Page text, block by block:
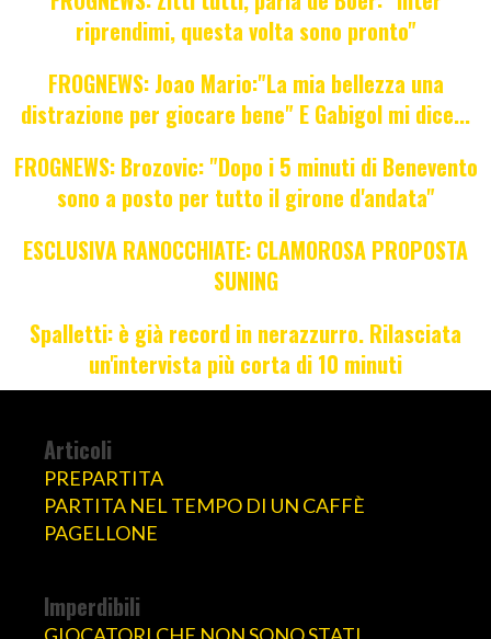
riprendimi, questa volta sono pronto"
FROGNEWS: Joao Mario:"La mia bellezza una
distrazione per giocare bene" E Gabigol mi dice...
FROGNEWS: Brozovic: "Dopo i 5 minuti di Benevento
sono a posto per tutto il girone d'andata"
ESCLUSIVA RANOCCHIATE: CLAMOROSA PROPOSTA
SUNING
Spalletti: è già record in nerazzurro. Rilasciata
un'intervista più corta di 10 minuti
Articoli
PREPARTITA
PARTITA NEL TEMPO DI UN CAFFÈ
PAGELLONE
Imperdibili